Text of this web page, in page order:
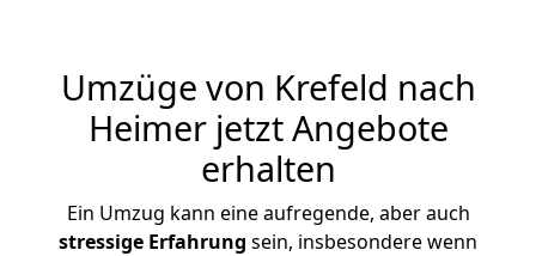
Umzüge von Krefeld nach
Heimer jetzt Angebote
erhalten
Ein Umzug kann eine aufregende, aber auch
stressige Erfahrung sein, insbesondere wenn